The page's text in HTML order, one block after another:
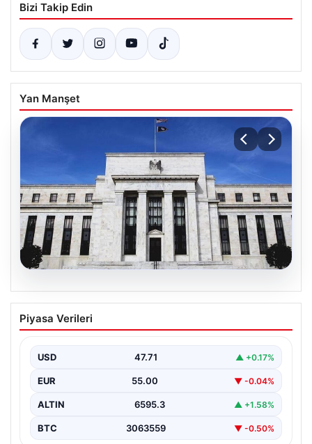
Bizi Takip Edin
Yan Manşet
06.08.2026
Fed faizi sabit tuttu
Piyasa Verileri
USD 47.71 ▲ +0.17%
EUR 55.00 ▼ -0.04%
ALTIN 6595.3 ▲ +1.58%
BTC 3063559 ▼ -0.50%